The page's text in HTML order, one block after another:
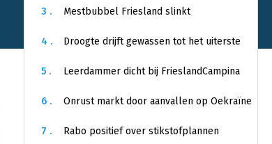
3 . Mestbubbel Friesland slinkt
4 . Droogte drijft gewassen tot het uiterste
5 . Leerdammer dicht bij FrieslandCampina
6 . Onrust markt door aanvallen op Oekraïne
7 . Rabo positief over stikstofplannen